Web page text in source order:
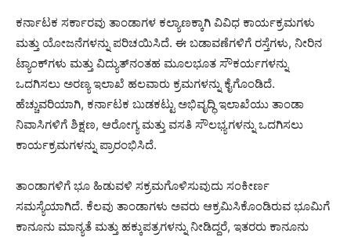
ಕರ್ನಾಟಕ ಸರ್ಕಾರವು ತಾಂಡಾಗಳ ಕಲ್ಯಾಣಕ್ಕಾಗಿ ವಿವಿಧ ಕಾರ್ಯಕ್ರಮಗಳು
ಮತ್ತು ಯೋಜನೆಗಳನ್ನು ಪರಿಚಯಿಸಿದೆ. ಈ ಬಡಾವಣೆಗಳಿಗೆ ರಸ್ತೆಗಳು, ನೀರಿನ
ಟ್ಯಾಂಕ್‌ಗಳು ಮತ್ತು ವಿದ್ಯುತ್‌ನಂತಹ ಮೂಲಭೂತ ಸೌಕರ್ಯಗಳನ್ನು
ಒದಗಿಸಲು ಅರಣ್ಯ ಇಲಾಖೆ ಹಲವಾರು ಕ್ರಮಗಳನ್ನು ಕೈಗೊಂಡಿದೆ.
ಹೆಚ್ಚುವರಿಯಾಗಿ, ಕರ್ನಾಟಕ ಬುಡಕಟ್ಟು ಅಭಿವೃದ್ಧಿ ಇಲಾಖೆಯು ತಾಂಡಾ
ನಿವಾಸಿಗಳಿಗೆ ಶಿಕ್ಷಣ, ಆರೋಗ್ಯ ಮತ್ತು ವಸತಿ ಸೌಲಭ್ಯಗಳನ್ನು ಒದಗಿಸಲು
ಕಾರ್ಯಕ್ರಮಗಳನ್ನು ಪ್ರಾರಂಭಿಸಿದೆ.
ತಾಂಡಾಗಳಿಗೆ ಭೂ ಹಿಡುವಳಿ ಸಕ್ರಮಗೊಳಿಸುವುದು ಸಂಕೀರ್ಣ
ಸಮಸ್ಯೆಯಾಗಿದೆ. ಕೆಲವು ತಾಂಡಾಗಳು ಅವರು ಆಕ್ರಮಿಸಿಕೊಂಡಿರುವ ಭೂಮಿಗೆ
ಕಾನೂನು ಮಾನ್ಯತೆ ಮತ್ತು ಹಕ್ಕುಪತ್ರಗಳನ್ನು ನೀಡಿದ್ದರೆ, ಇತರರು ಕಾನೂನು